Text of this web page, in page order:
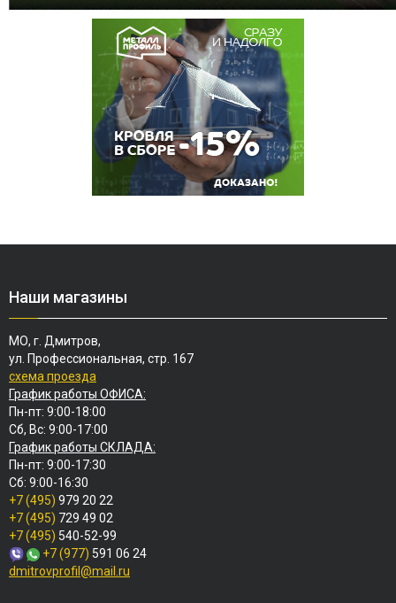
Наши магазины
МО, г. Дмитров,
ул. Профессиональная, стр. 167
схема проезда
График работы ОФИСА:
Пн-пт: 9:00-18:00
Сб, Вс: 9:00-17:00
График работы СКЛАДА:
Пн-пт: 9:00-17:30
Сб: 9:00-16:30
+7 (495) 979 20 22
+7 (495) 729 49 02
+7 (495) 540-52-99
+7 (977) 591 06 24
dmitrovprofil@mail.ru